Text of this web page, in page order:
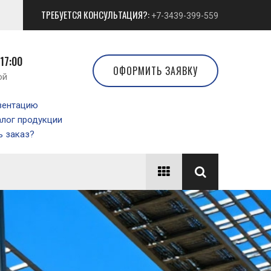
ТРЕБУЕТСЯ КОНСУЛЬТАЦИЯ?: +7-3439-399-559
продукции
заказ?
ОФОРМИТЬ ЗАЯВКУ